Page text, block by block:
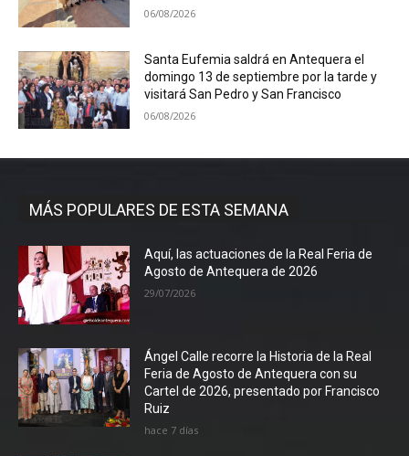
06/08/2026
Santa Eufemia saldrá en Antequera el
domingo 13 de septiembre por la tarde y
visitará San Pedro y San Francisco
06/08/2026
MÁS POPULARES DE ESTA SEMANA
Aquí, las actuaciones de la Real Feria de
Agosto de Antequera de 2026
29/07/2026
Ángel Calle recorre la Historia de la Real
Feria de Agosto de Antequera con su
Cartel de 2026, presentado por Francisco
Ruiz
hace 7 días